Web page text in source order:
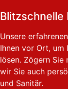
Blitzschnelle
Unsere
Ihnen vor Ort, um
lösen. Zögern Sie
wir Sie auch
und Sanitär.